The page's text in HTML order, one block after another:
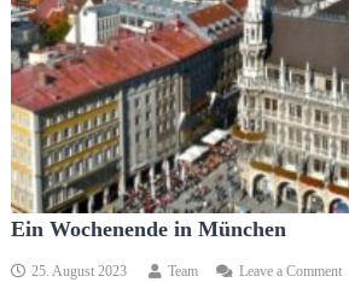
Ein Wochenende in München
25. August 2023 Team Leave a Commenton